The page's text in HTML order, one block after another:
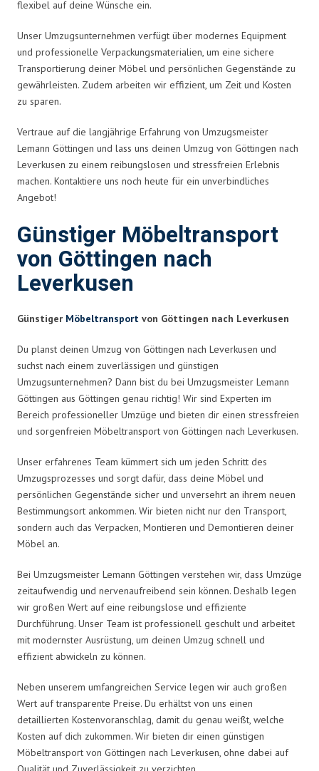
flexibel auf deine Wünsche ein.
Unser Umzugsunternehmen verfügt über modernes Equipment
und professionelle Verpackungsmaterialien, um eine sichere
Transportierung deiner Möbel und persönlichen Gegenstände zu
gewährleisten. Zudem arbeiten wir effizient, um Zeit und Kosten
zu sparen.
Vertraue auf die langjährige Erfahrung von Umzugsmeister
Lemann Göttingen und lass uns deinen Umzug von Göttingen nach
Leverkusen zu einem reibungslosen und stressfreien Erlebnis
machen. Kontaktiere uns noch heute für ein unverbindliches
Angebot!
Günstiger Möbeltransport
von Göttingen nach
Leverkusen
Günstiger Möbeltransport von Göttingen nach Leverkusen
Du planst deinen Umzug von Göttingen nach Leverkusen und
suchst nach einem zuverlässigen und günstigen
Umzugsunternehmen? Dann bist du bei Umzugsmeister Lemann
Göttingen aus Göttingen genau richtig! Wir sind Experten im
Bereich professioneller Umzüge und bieten dir einen stressfreien
und sorgenfreien Möbeltransport von Göttingen nach Leverkusen.
Unser erfahrenes Team kümmert sich um jeden Schritt des
Umzugsprozesses und sorgt dafür, dass deine Möbel und
persönlichen Gegenstände sicher und unversehrt an ihrem neuen
Bestimmungsort ankommen. Wir bieten nicht nur den Transport,
sondern auch das Verpacken, Montieren und Demontieren deiner
Möbel an.
Bei Umzugsmeister Lemann Göttingen verstehen wir, dass Umzüge
zeitaufwendig und nervenaufreibend sein können. Deshalb legen
wir großen Wert auf eine reibungslose und effiziente
Durchführung. Unser Team ist professionell geschult und arbeitet
mit modernster Ausrüstung, um deinen Umzug schnell und
effizient abwickeln zu können.
Neben unserem umfangreichen Service legen wir auch großen
Wert auf transparente Preise. Du erhältst von uns einen
detaillierten Kostenvoranschlag, damit du genau weißt, welche
Kosten auf dich zukommen. Wir bieten dir einen günstigen
Möbeltransport von Göttingen nach Leverkusen, ohne dabei auf